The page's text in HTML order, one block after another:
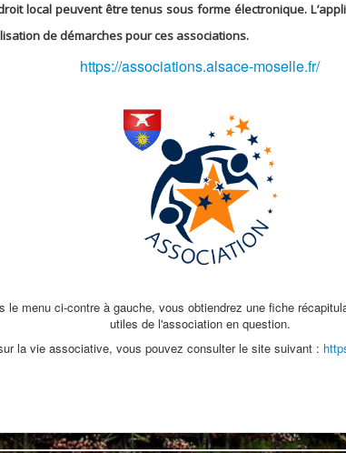
local peuvent être tenus sous forme électronique.
de démarches pour ces associations.
https://associations.alsace-moselle.fr/
le menu ci-contre à gauche, vous obtiendrez une fiche
utiles de l'association en question.
la vie associative, vous pouvez consulter le site suivant :